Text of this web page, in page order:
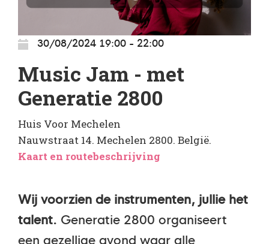
30/08/2024 19:00 - 22:00
Music Jam - met
Generatie 2800
Huis Voor Mechelen
Nauwstraat 14. Mechelen 2800. België.
Kaart en routebeschrijving
Wij voorzien de instrumenten, jullie het
talent. Generatie 2800 organiseert
een gezellige avond waar alle